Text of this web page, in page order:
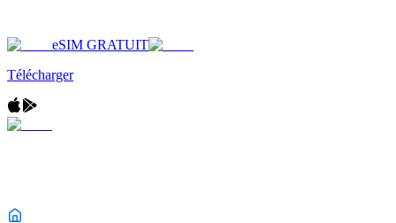
eSIM GRATUIT
Télécharger